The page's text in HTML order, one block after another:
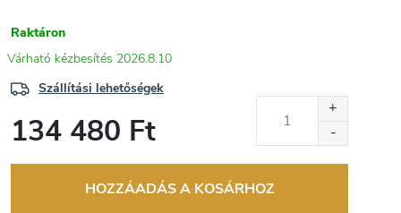
Raktáron
2026.8.10
Szállítási lehetőségek
134 480 Ft
HOZZÁADÁS A KOSÁRHOZ